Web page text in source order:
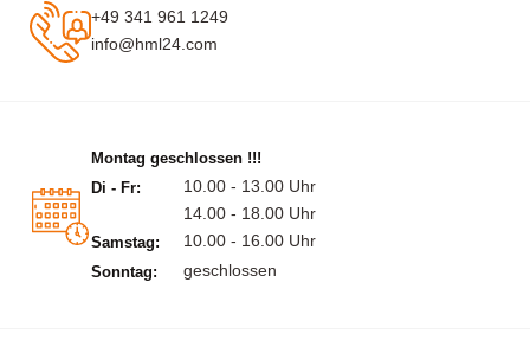
+49 341 961 1249
info@hml24.com
Montag geschlossen !!!
Di - Fr:
10.00 - 13.00 Uhr
14.00 - 18.00 Uhr
Samstag: 10.00 - 16.00 Uhr
Sonntag: geschlossen